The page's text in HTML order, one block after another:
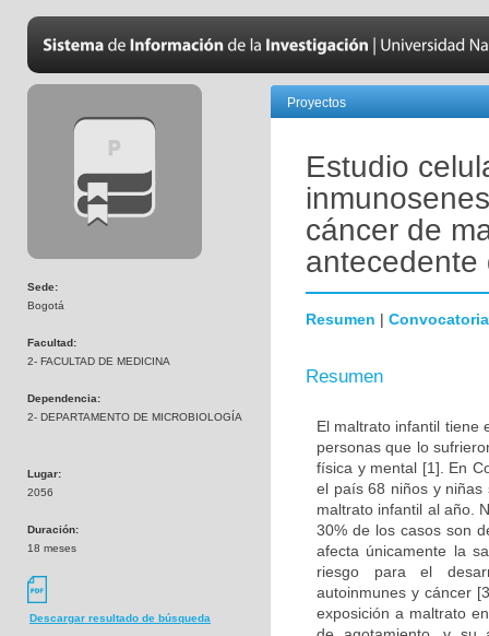
Sede:
Bogotá
Facultad:
2- FACULTAD DE MEDICINA
Dependencia:
2- DEPARTAMENTO DE MICROBIOLOGÍA
Lugar:
2056
Duración:
18 meses
Descargar resultado de búsqueda
Proyectos
Estudio
cáncer de
antecedente
Resumen | Convocatoria
Resumen
El maltrato infantil tiene
personas que lo
física y mental [1]. En
el país 68 niños y
maltrato infantil al año.
30% de los casos son
afecta únicamente la
riesgo para el
autoinmunes y cáncer
exposición a maltrato